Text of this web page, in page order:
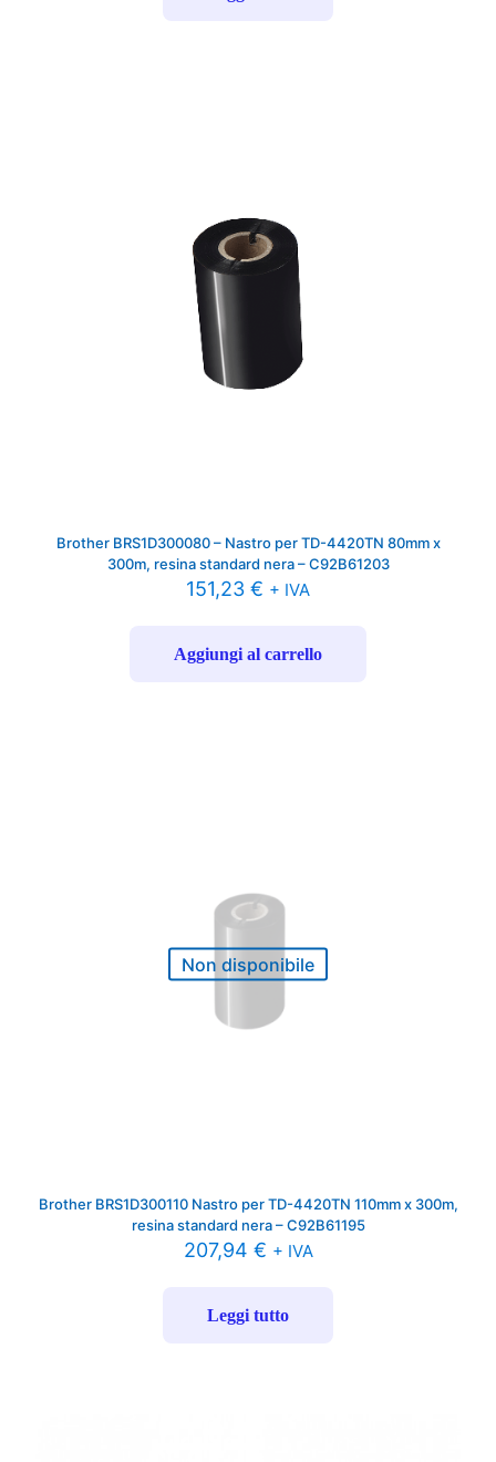
Brother BRS1D300080 – Nastro per TD-4420TN 80mm x
300m, resina standard nera – C92B61203
151,23 € + IVA
Aggiungi al carrello
Non disponibile
Brother BRS1D300110 Nastro per TD-4420TN 110mm x 300m,
resina standard nera – C92B61195
207,94 € + IVA
Leggi tutto